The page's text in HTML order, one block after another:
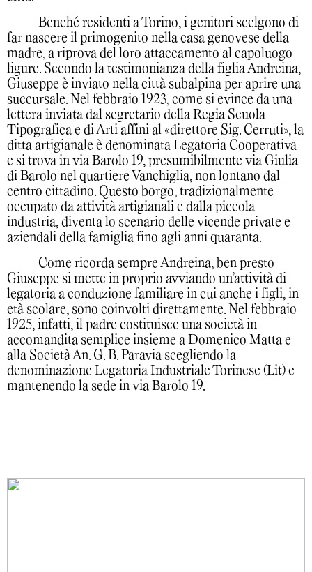
Benché residenti a Torino, i genitori scelgono di
far nascere il primogenito nella casa genovese della
madre, a riprova del loro attaccamento al capoluogo
ligure. Secondo la testimonianza della figlia Andreina,
Giuseppe è inviato nella città subalpina per aprire una
succursale. Nel febbraio 1923, come si evince da una
lettera inviata dal segretario della Regia Scuola
Tipografica e di Arti affini al «direttore Sig. Cerruti», la
ditta artigianale è denominata Legatoria Cooperativa
e si trova in via Barolo 19, presumibilmente via Giulia
di Barolo nel quartiere Vanchiglia, non lontano dal
centro cittadino. Questo borgo, tradizionalmente
occupato da attività artigianali e dalla piccola
industria, diventa lo scenario delle vicende private e
aziendali della famiglia fino agli anni quaranta.
Come ricorda sempre Andreina, ben presto
Giuseppe si mette in proprio avviando un’attività di
legatoria a conduzione familiare in cui anche i figli, in
età scolare, sono coinvolti direttamente. Nel febbraio
1925, infatti, il padre costituisce una società in
accomandita semplice insieme a Domenico Matta e
alla Società An. G. B. Paravia scegliendo la
denominazione Legatoria Industriale Torinese (Lit) e
mantenendo la sede in via Barolo 19.